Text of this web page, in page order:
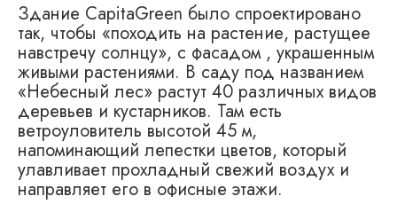
Здание CapitaGreen было спроектировано
так, чтобы «походить на растение, растущее
навстречу солнцу», с фасадом , украшенным
живыми растениями. В саду под названием
«Небесный лес» растут 40 различных видов
деревьев и кустарников. Там есть
ветроуловитель высотой 45 м,
напоминающий лепестки цветов, который
улавливает прохладный свежий воздух и
направляет его в офисные этажи.